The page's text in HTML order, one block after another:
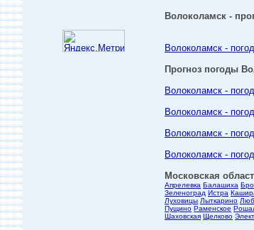
Волоколамск -
Волоколамск -
Прогноз погоды
Волоколамск -
Волоколамск -
Волоколамск -
Волоколамск -
Московская
Апрелевка Балашиха
Зеленоград Истра
Луховицы Лыткарино
Пущино Раменское
Шаховская Щелково